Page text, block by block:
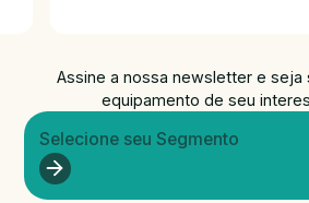
Assine a nossa newsletter e seja
equipamento de seu
Selecione seu Segmento